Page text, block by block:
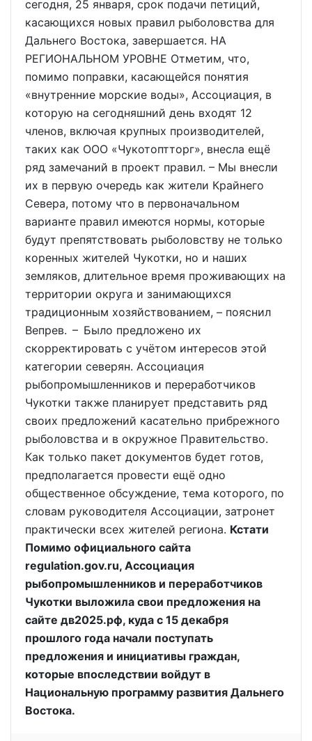
сегодня, 25 января, срок подачи петиций,
касающихся новых правил рыболовства для
Дальнего Востока, завершается. НА
РЕГИОНАЛЬНОМ УРОВНЕ Отметим, что,
помимо поправки, касающейся понятия
«внутренние морские воды», Ассоциация, в
которую на сегодняшний день входят 12
членов, включая крупных производителей,
таких как ООО «Чукотоптторг», внесла ещё
ряд замечаний в проект правил. – Мы внесли
их в первую очередь как жители Крайнего
Севера, потому что в первоначальном
варианте правил имеются нормы, которые
будут препятствовать рыболовству не только
коренных жителей Чукотки, но и наших
земляков, длительное время проживающих на
территории округа и занимающихся
традиционным хозяйствованием, – пояснил
Вепрев. – Было предложено их
скорректировать с учётом интересов этой
категории северян. Ассоциация
рыбопромышленников и переработчиков
Чукотки также планирует представить ряд
своих предложений касательно прибрежного
рыболовства и в окружное Правительство.
Как только пакет документов будет готов,
предполагается провести ещё одно
общественное обсуждение, тема которого, по
словам руководителя Ассоциации, затронет
практически всех жителей региона. Кстати
Помимо официального сайта
regulation.gov.ru, Ассоциация
рыбопромышленников и переработчиков
Чукотки выложила свои предложения на
сайте дв2025.рф, куда с 15 декабря
прошлого года начали поступать
предложения и инициативы граждан,
которые впоследствии войдут в
Национальную программу развития Дальнего
Востока.